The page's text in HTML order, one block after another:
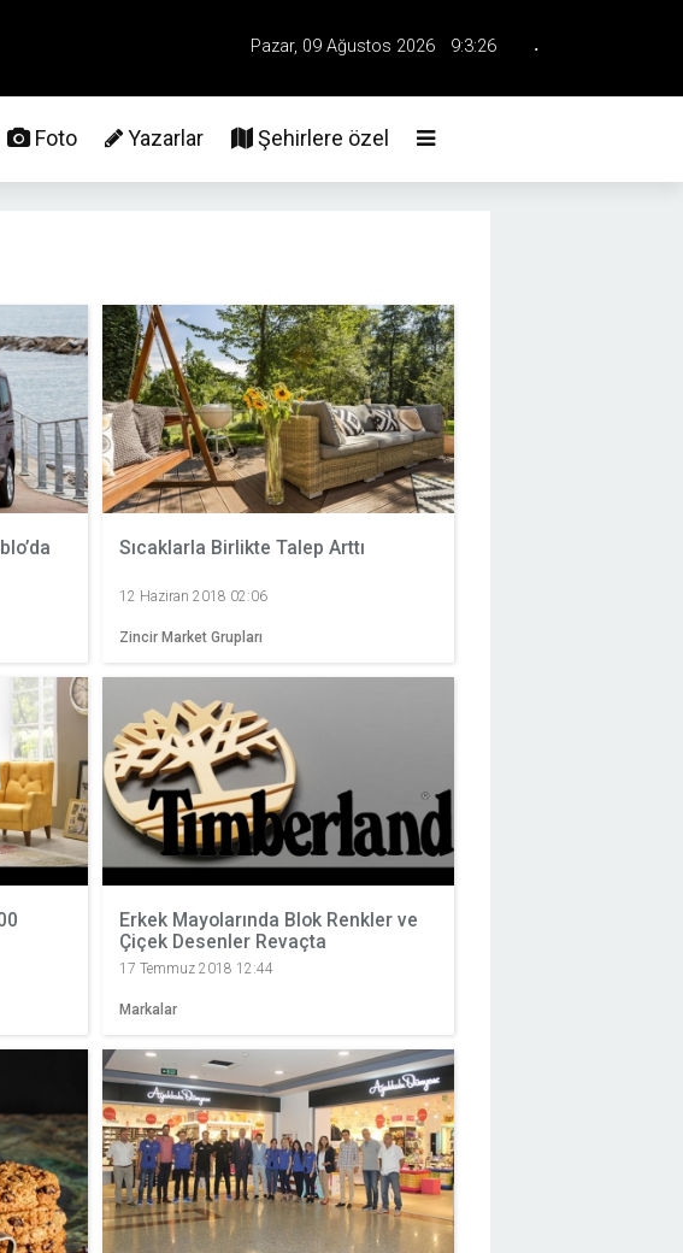
Pazar, 09 Ağustos 2026 9:3:27 .
Foto Yazarlar Şehirlere özel
Sıcaklarla Birlikte Talep Arttı
12 Haziran 2018 02:06
Zincir Market Grupları
Erkek Mayolarında Blok Renkler ve
Çiçek Desenler Revaçta
17 Temmuz 2018 12:44
Markalar